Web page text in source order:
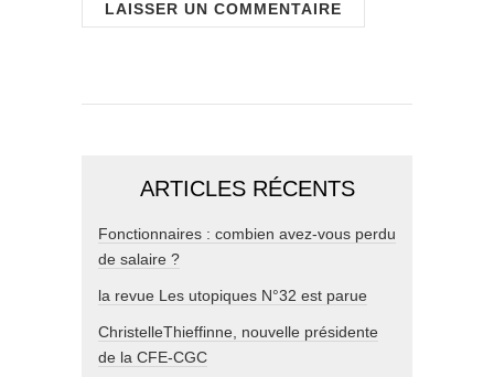
ARTICLES RÉCENTS
Fonctionnaires : combien avez-vous perdu
de salaire ?
la revue Les utopiques N°32 est parue
ChristelleThieffinne, nouvelle présidente
de la CFE-CGC